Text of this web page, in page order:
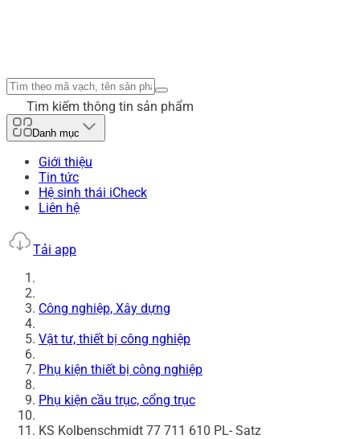
Tìm kiếm thông tin sản phẩm
Danh mục
Giới thiệu
Tin tức
Hệ sinh thái iCheck
Liên hệ
Tải app
Công nghiệp, Xây dựng
Vật tư, thiết bị công nghiệp
Phụ kiện thiết bị công nghiệp
Phụ kiện cầu trục, cổng trục
KS Kolbenschmidt 77 711 610 PL- Satz